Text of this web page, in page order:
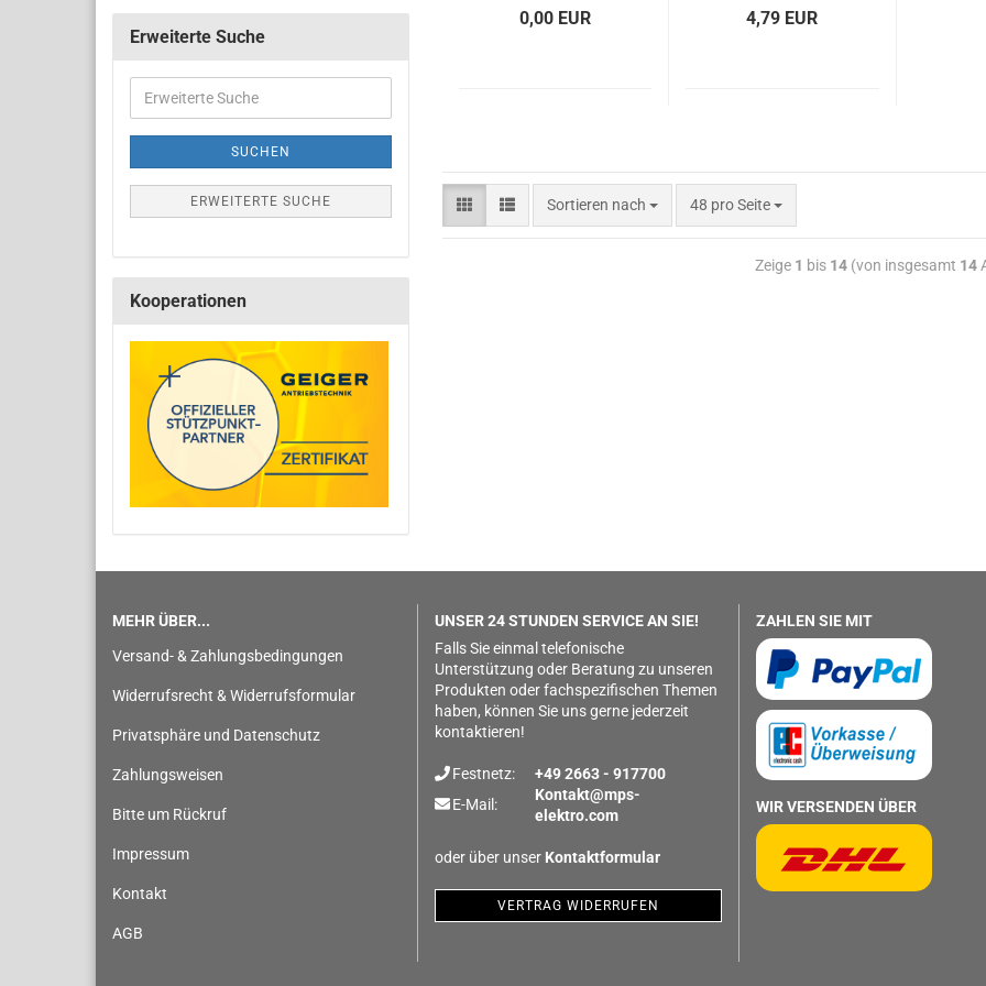
0,00 EUR 4,79 EUR
Sortieren nach 48 pro Seite
Zeige 1 bis 14 (von insgesamt 14
Erweiterte Suche
SUCHEN
ERWEITERTE SUCHE
Kooperationen
MEHR ÜBER...
Versand- & Zahlungsbedingungen
Widerrufsrecht & Widerrufsformular
Privatsphäre und Datenschutz
Zahlungsweisen
Bitte um Rückruf
Impressum
Kontakt
AGB
UNSER 24 STUNDEN SERVICE AN SIE!
Falls Sie einmal telefonische
Unterstützung oder Beratung zu unseren
Produkten oder fachspezifischen Themen
haben, können Sie uns gerne jederzeit
kontaktieren!
Festnetz:
+49 2663 - 917700
E-Mail:
Kontakt@mps-
elektro.com
oder über unser Kontaktformular
VERTRAG WIDERRUFEN
ZAHLEN SIE MIT
WIR VERSENDEN ÜBER